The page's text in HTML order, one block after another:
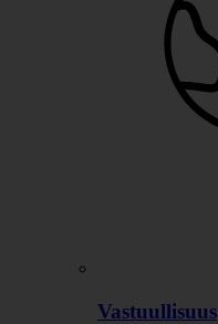
Vastuullisuus